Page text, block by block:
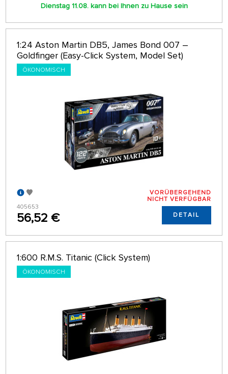
Dienstag 11.08. kann bei Ihnen zu Hause sein
1:24 Aston Martin DB5, James Bond 007 –
Goldfinger (Easy-Click System, Model Set)
ÖKONOMISCH
405653
56,52 €
VORÜBERGEHEND
NICHT VERFÜGBAR
DETAIL
1:600 R.M.S. Titanic (Click System)
ÖKONOMISCH